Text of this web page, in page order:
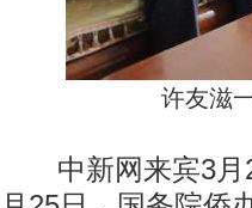
许友滋
中新网来宾3月